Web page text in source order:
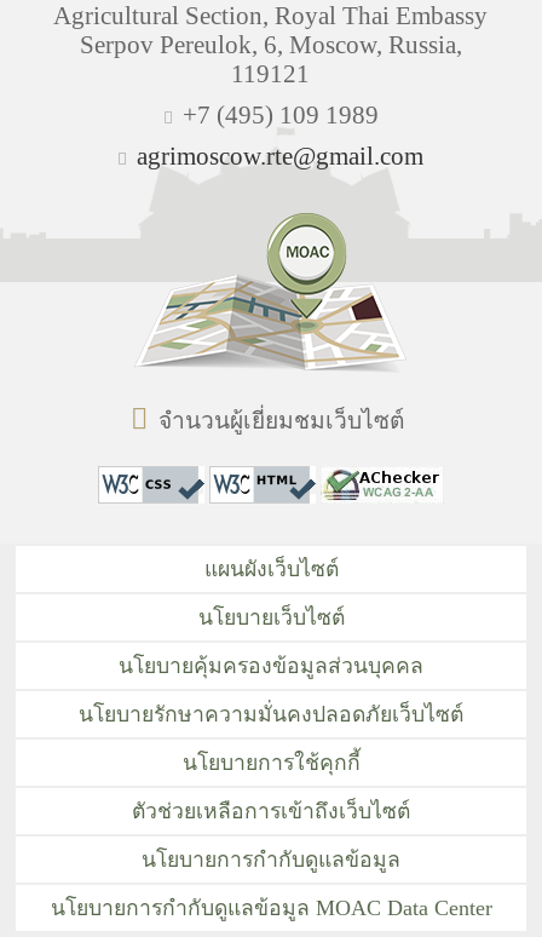
Agricultural Section, Royal Thai Embassy
Serpov Pereulok, 6, Moscow, Russia,
119121
+7 (495) 109 1989
agrimoscow.rte@gmail.com
จำนวนผู้เยี่ยมชมเว็บไซต์
แผนผังเว็บไซต์
นโยบายเว็บไซต์
นโยบายคุ้มครองข้อมูลส่วนบุคคล
นโยบายรักษาความมั่นคงปลอดภัยเว็บไซต์
นโยบายการใช้คุกกี้
ตัวช่วยเหลือการเข้าถึงเว็บไซต์
นโยบายการกำกับดูแลข้อมูล
นโยบายการกำกับดูแลข้อมูล MOAC Data Center